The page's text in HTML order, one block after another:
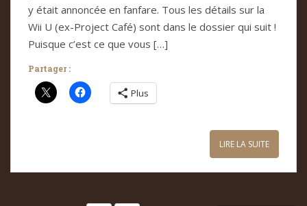
y était annoncée en fanfare. Tous les détails sur la
Wii U (ex-Project Café) sont dans le dossier qui suit !
Puisque c’est ce que vous […]
Partager :
Plus
LIRE LA SUITE